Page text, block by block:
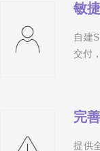
敏
自建
交付
完
提供